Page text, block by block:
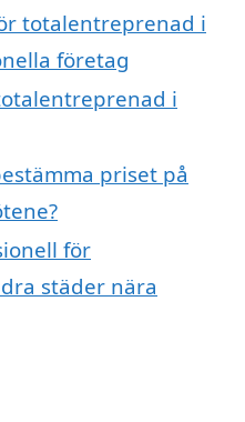
totalentreprenad i
företag
i
priset på
för
städer nära